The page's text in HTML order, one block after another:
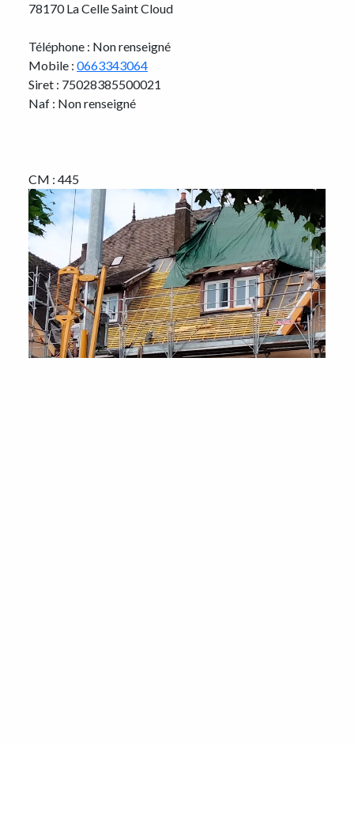
78170 La Celle Saint Cloud
Téléphone : Non renseigné
Mobile : 0663343064
Siret : 75028385500021
Naf : Non renseigné
CM : 445